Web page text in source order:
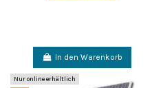
In den Warenkorb
Nur online erhältlich